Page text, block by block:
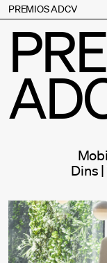
PREMIOS ADCV
Bases
Jurado
Palmarés
Premios
Contacto
Dins